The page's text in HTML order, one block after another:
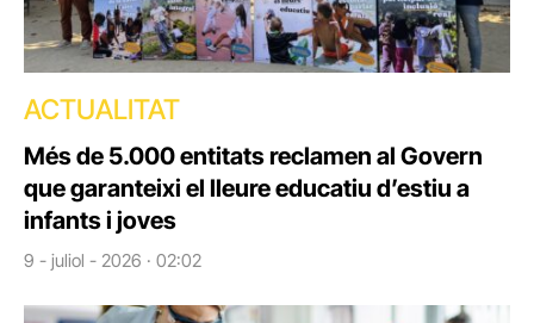
ACTUALITAT
Més de 5.000 entitats reclamen al Govern
que garanteixi el lleure educatiu d’estiu a
infants i joves
9 - juliol - 2026 · 02:02